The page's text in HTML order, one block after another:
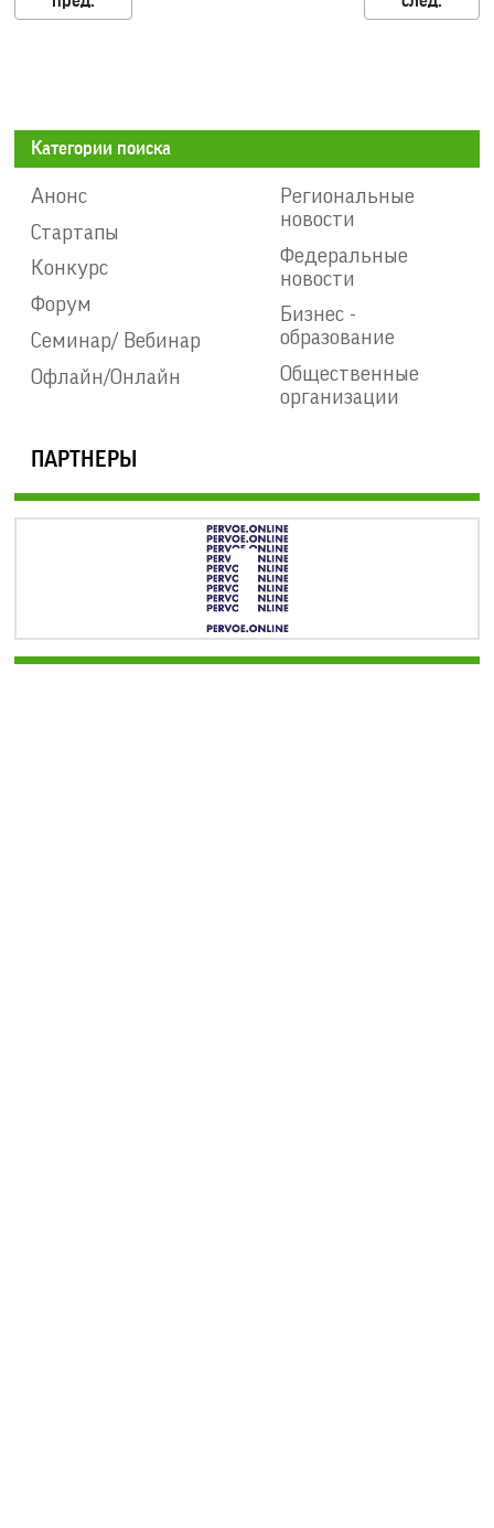
Категории поиска
Анонс
Стартапы
Конкурс
Форум
Семинар/ Вебинар
Офлайн/Онлайн
Региональные
новости
Федеральные
новости
Бизнес -
образование
Общественные
организации
ПАРТНЕРЫ